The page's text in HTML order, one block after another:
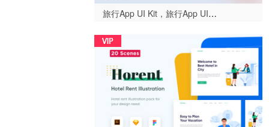
旅行App UI Kit，旅行App UI套件（Travely - Travel App UI Kit）-设计996